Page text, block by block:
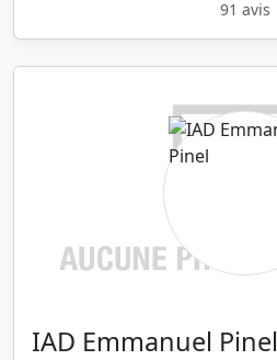
91 avis
IAD Emmanuel Pinel